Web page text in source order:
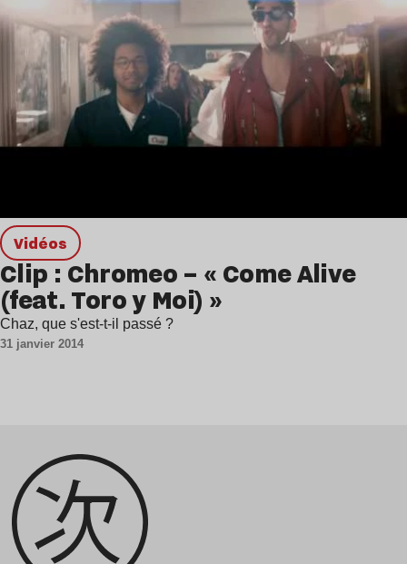
Vidéos
Clip : Chromeo – « Come Alive
(feat. Toro y Moi) »
Chaz, que s'est-t-il passé ?
31 janvier 2014